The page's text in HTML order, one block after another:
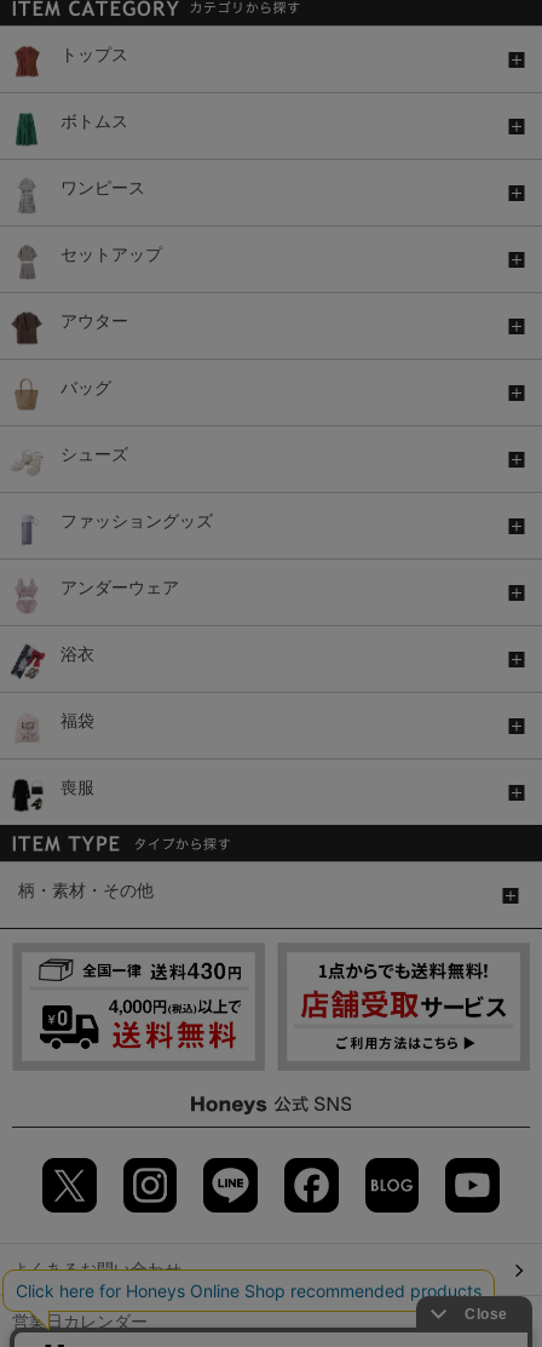
トップス
ボトムス
ワンピース
セットアップ
アウター
バッグ
シューズ
ファッショングッズ
アンダーウェア
浴衣
福袋
喪服
柄・素材・その他
よくあるお問い合わせ
営業日カレンダー